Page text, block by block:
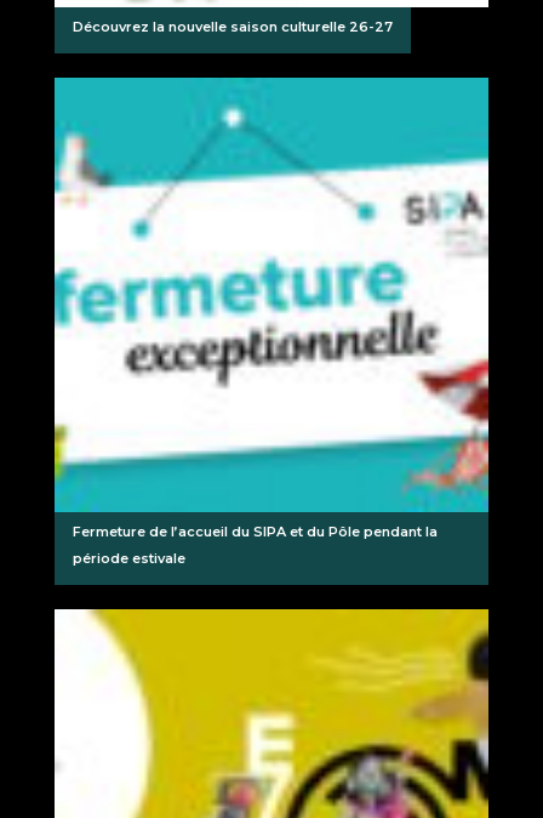
Découvrez la nouvelle saison culturelle 26-27
Fermeture de l’accueil du SIPA et du Pôle pendant la
période estivale